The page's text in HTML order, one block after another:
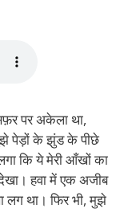
पर अकेला था,
पेड़ों के झुंड के पीछे
कि ये मेरी आँखों का
हवा में एक अजीब
लग था। फिर भी, मुझे